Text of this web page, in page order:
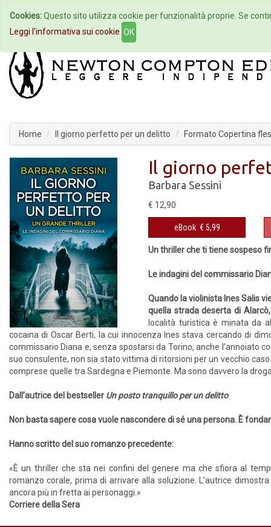
Home Autori Eventi
Home Il giorno perfetto per un delitto Formato Copertina
Il giorno
Barbara Sessini
€ 12,90
eBook € 5,99
Un thriller che ti tiene sospeso
Le indagini del commissario
Quando la violinista Ines Salis
quella strada deserta di
località turistica è minata da
cocaina di Oscar Berti, la cui innocenza Ines stava cercando di
commissario Diana e, senza spostarsi da Torino, anche l’annoiato
suo consulente, non sia stato vittima di ritorsioni per un vecchio
comprese quelle tra Sardegna e Piemonte. Ma sono davvero la
Dall’autrice del bestseller Un posto tranquillo per un delitto
Non basta sapere cosa vuole nascondere di sé una persona. È
Hanno scritto del suo romanzo precedente:
«È un thriller che sta nei confini del genere ma che sfiora al
romanzo corale, prima di arrivare alla soluzione. L’autrice
ancora più in fretta ai personaggi.»
Corriere della Sera
Cookies:Questo sito utilizza cookie per funzionalità proprie. Se
Leggi l'informativa sui cookie OK